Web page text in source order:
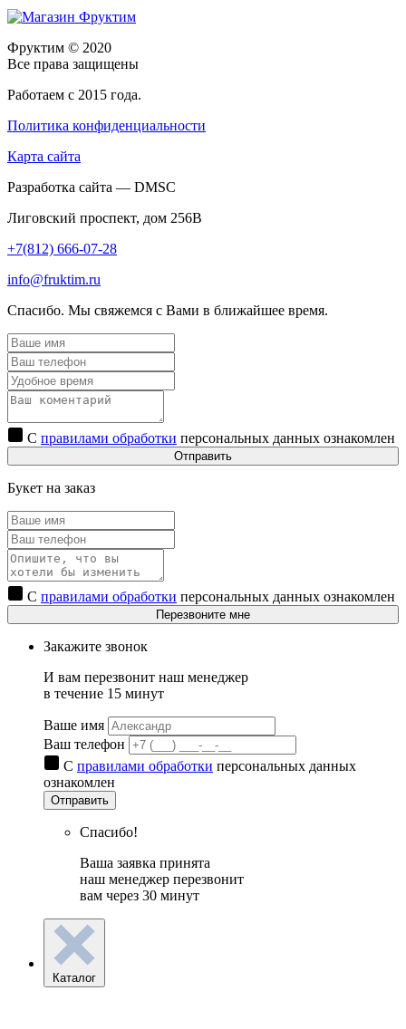
Фруктим © 2020
Все права защищены
Работаем с 2015 года.
Политика конфиденциальности
Карта сайта
Разработка сайта — DMSC
Лиговский проспект, дом 256В
+7(812) 666-07-28
info@fruktim.ru
Спасибо. Мы свяжемся с Вами в ближайшее время.
С правилами обработки персональных данных ознакомлен
Отправить
Букет на заказ
С правилами обработки персональных данных ознакомлен
Перезвоните мне
Закажите звонок
И вам перезвонит наш менеджер
в течение 15 минут
Ваше имя
Ваш телефон
С правилами обработки персональных данных
ознакомлен
Отправить
Спасибо!
Ваша заявка принята
наш менеджер перезвонит
вам через 30 минут
Каталог